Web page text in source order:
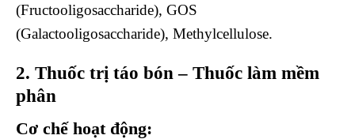
(Fructooligosaccharide), GOS
(Galactooligosaccharide), Methylcellulose.
2. Thuốc trị táo bón – Thuốc làm mềm
phân
Cơ chế hoạt động: